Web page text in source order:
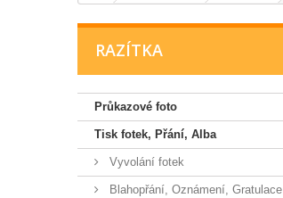
RAZÍTKA
Průkazové foto
Tisk fotek, Přání, Alba
Vyvolání fotek
Blahopřání, Oznámení, Gratulace